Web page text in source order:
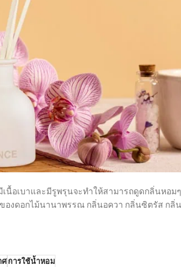
นื้อเบาและมีรูพรุนจะทำให้สามารถดูดกลิ่นหอ
องดอกไม้นานาพรรณ กลิ่นอควา กลิ่นซิตรัส ก
ศการใช้น้ำหอม